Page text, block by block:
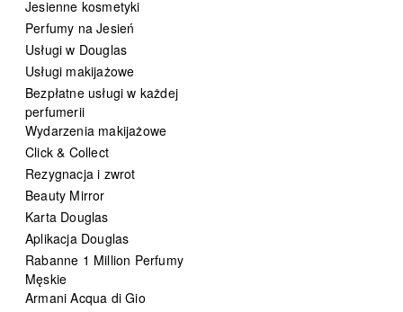
Jesienne kosmetyki
Perfumy na Jesień
Usługi w Douglas
Usługi makijażowe
Bezpłatne usługi w każdej
perfumerii
Wydarzenia makijażowe
Click & Collect
Rezygnacja i zwrot
Beauty Mirror
Karta Douglas
Aplikacja Douglas
Rabanne 1 Million Perfumy
Męskie
Armani Acqua di Gio